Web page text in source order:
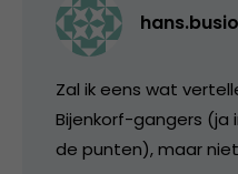
hans.busio
Zal ik eens wat
Bijenkorf-gangers (ja
de punten), maar